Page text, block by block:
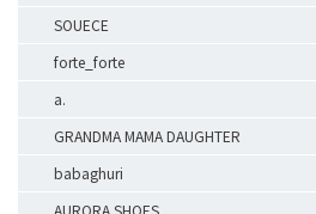
SOUECE
forte_forte
a.
GRANDMA MAMA DAUGHTER
babaghuri
AURORA SHOES